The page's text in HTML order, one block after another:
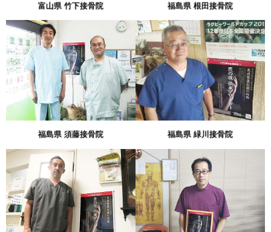
富山県 竹下接骨院 福島県 根田接骨院
福島県 須藤接骨院 福島県 緑川接骨院